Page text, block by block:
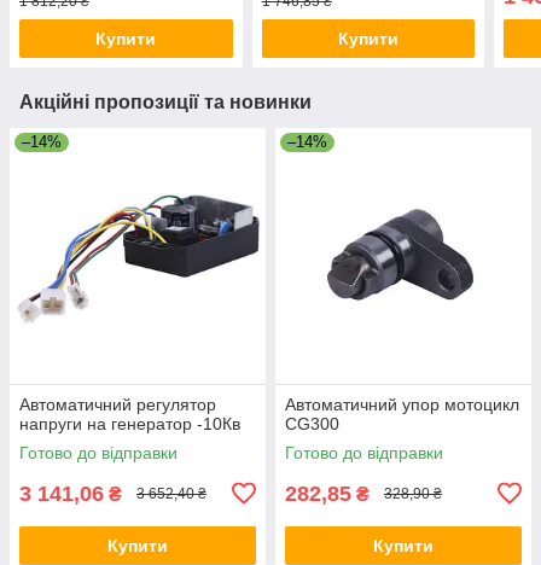
Купити Купити
Акційні пропозиції та новинки
–14%
Автоматичний регулятор
напруги на генератор -10Кв
Готово до відправки
3 141,06 ₴ 3 652,40 ₴
Купити
–14%
Автоматичний упор мотоцикл
CG300
Готово до відправки
282,85 ₴ 328,90 ₴
Купити